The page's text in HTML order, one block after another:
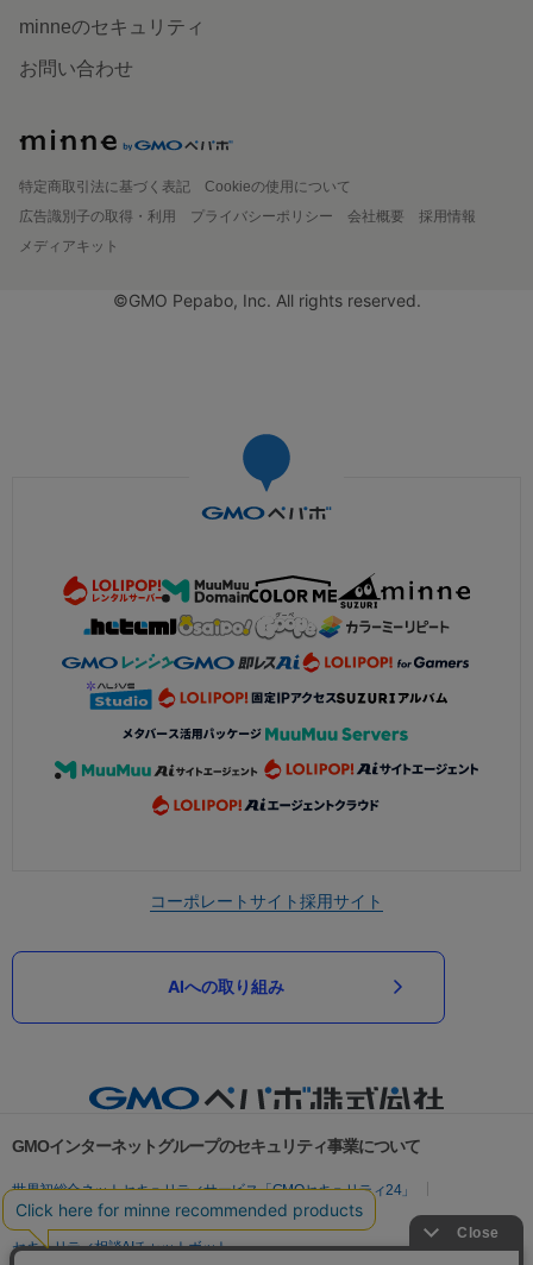
minneのセキュリティ
お問い合わせ
特定商取引法に基づく表記
Cookieの使用について
広告識別子の取得・利用
プライバシーポリシー 会社概要
採用情報
メディアキット
©GMO Pepabo, Inc. All rights reserved.
コーポレートサイト採用サイト
AIへの取り組み
GMOインターネットグループのセキュリティ事業について
世界初総合ネットセキュリティサービス「GMOセキュリティ24」
パスワード漏洩診断
Webサイトリスク診断
セキュリティ相談AIチャットボット